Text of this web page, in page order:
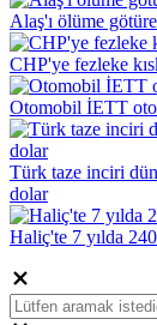
Alaş'ı ölüme
CHP'ye fezleke
Otomobil İETT
Türk taze inciri
dolar
Haliç'te 7 yılda